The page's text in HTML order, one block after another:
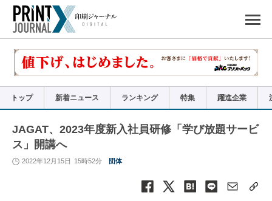
で
リ
トップ 新着ニュース ランキング 特集 躍進企業
JAGAT、2023年度新入社員研修「学び放題サービ
ス」開講へ
2022年12月15日 15時52分 団体